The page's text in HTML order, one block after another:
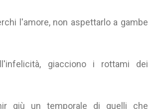
l'amore, non aspettarlo a gambe
giacciono i rottami dei
giù un temporale di quelli che